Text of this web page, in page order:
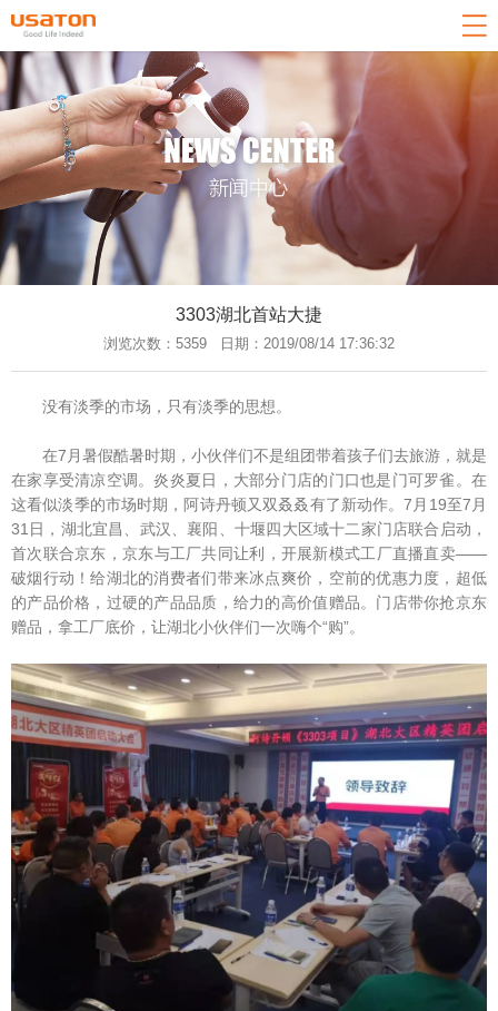
网站导航
关于我们
产品中心
新闻中心
技术中心
客户服务
返回首页
3303湖北首站大捷
浏览次数：5359 日期：2019/08/14 17:36:32
没有淡季的市场，只有淡季的思想。
在7月暑假酷暑时期，小伙伴们不是组团带着孩子们去旅游，就是
在家享受清凉空调。炎炎夏日，大部分门店的门口也是门可罗雀。在
这看似淡季的市场时期，阿诗丹顿又双叒叒有了新动作。7月19至7月
31日，湖北宜昌、武汉、襄阳、十堰四大区域十二家门店联合启动，
首次联合京东，京东与工厂共同让利，开展新模式工厂直播直卖——
破烟行动！给湖北的消费者们带来冰点爽价，空前的优惠力度，超低
的产品价格，过硬的产品品质，给力的高价值赠品。门店带你抢京东
赠品，拿工厂底价，让湖北小伙伴们一次嗨个“购”。